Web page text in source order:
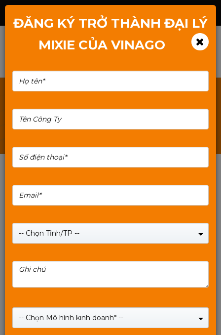
Giá:489,000₫
ĐĂNG KÝ TRỞ THÀNH ĐẠI LÝ
MIXIE CỦA VINAGO
-- Chọn Tỉnh/TP --
-- Chọn Mô hình kinh doanh* --